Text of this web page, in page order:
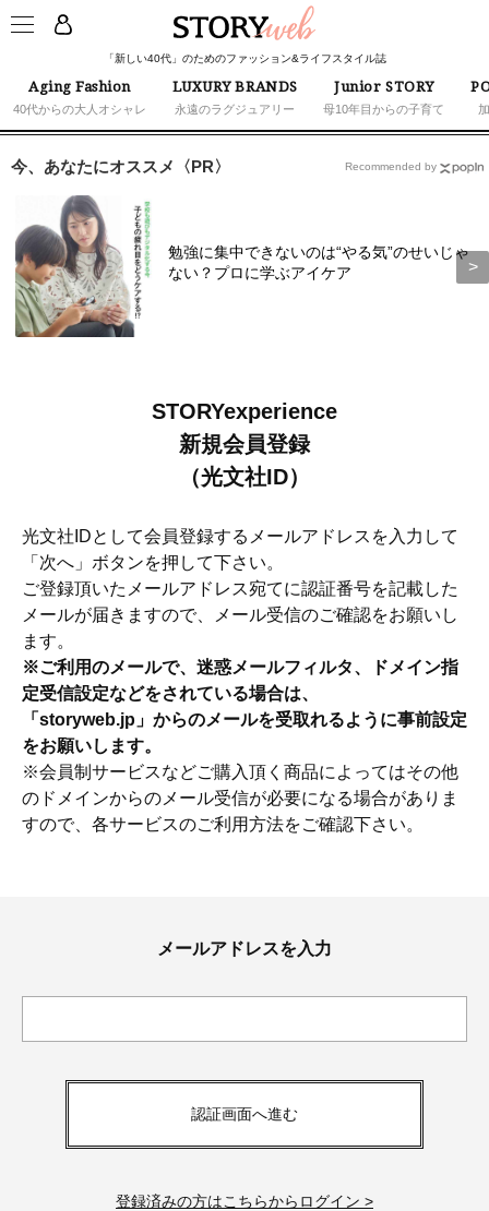
「新しい40代」のためのファッション&ライフスタイル誌
Aging Fashion
40代からの大人オシャレ
LUXURY BRANDS
永遠のラグジュアリー
Junior STORY
母10年目からの子育て
今、あなたにオススメ〈PR〉
勉強に集中できないのは“やる気”のせいじゃ
ない？プロに学ぶアイケア
Recommended by
STORYexperience
新規会員登録
（光文社ID）
光文社IDとして会員登録するメールアドレスを入力して
「次へ」ボタンを押して下さい。
ご登録頂いたメールアドレス宛てに認証番号を記載した
メールが届きますので、メール受信のご確認をお願いし
ます。
※ご利用のメールで、迷惑メールフィルタ、ドメイン指
定受信設定などをされている場合は、
「storyweb.jp」からのメールを受取れるように事前設定
をお願いします。
※会員制サービスなどご購入頂く商品によってはその他
のドメインからのメール受信が必要になる場合がありま
すので、各サービスのご利用方法をご確認下さい。
メールアドレスを入力
認証画面へ進む
登録済みの方はこちらからログイン >